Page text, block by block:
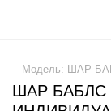
Модель: ШАР
ШАР БАБЛС